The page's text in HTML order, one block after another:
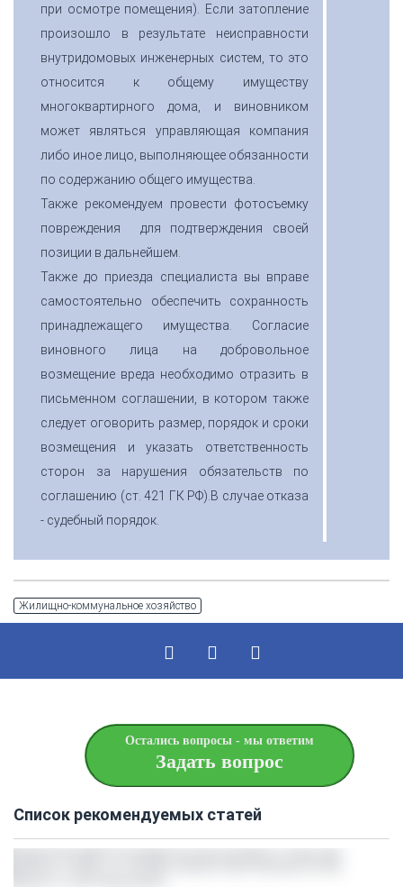
при осмотре помещения). Если затопление
произошло в результате неисправности
внутридомовых инженерных систем, то это
относится к общему имуществу
многоквартирного дома, и виновником
может являться управляющая компания
либо иное лицо, выполняющее обязанности
по содержанию общего имущества.
Также рекомендуем провести фотосъемку
повреждения для подтверждения своей
позиции в дальнейшем.
Также до приезда специалиста вы вправе
самостоятельно обеспечить сохранность
принадлежащего имущества. Согласие
виновного лица на добровольное
возмещение вреда необходимо отразить в
письменном соглашении, в котором также
следует оговорить размер, порядок и сроки
возмещения и указать ответственность
сторон за нарушения обязательств по
соглашению (ст. 421 ГК РФ).В случае отказа
- судебный порядок.
Жилищно-коммунальное хозяйство
Остались вопросы - мы ответим
Задать вопрос
Список рекомендуемых статей